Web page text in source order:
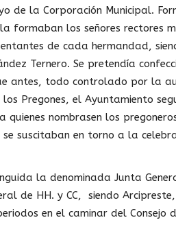
de la Corporación Municipal.
formaban los señores rectores
de cada hermandad,
Ternero. Se pretendía
antes, todo controlado por la
Pregones, el Ayuntamiento
nombrasen los
suscitaban en torno a la
la denominada Junta
de HH. y CC, siendo
en el caminar del Consejo